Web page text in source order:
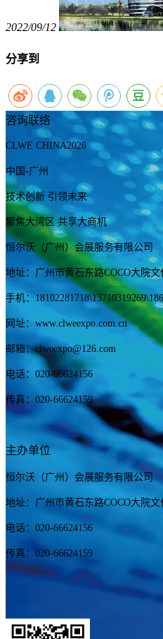
2022/09/12
分享到
咨询联络
CLWE CHINA2026
中国-广州
技术创新 引领未来
聚焦大湾区 共享大商机
恒尔沃（广州）会展服务有限公司
地址：广州市黄石东路COCO大院
手机： 18102281718\13710319269
网址：www.clweexpo.com.cn
邮箱：clweexpo@126.com
电话：020-66624156
传真：020-66624159
主办单位
恒尔沃（广州）会展服务有限公司
地址：广州市黄石东路COCO大院
电话：020-66624156
传真：020-66624159